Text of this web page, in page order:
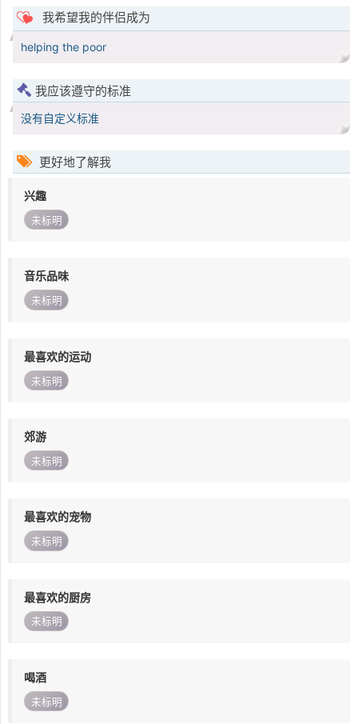
我希望我的伴侣成为
helping the poor
我应该遵守的标准
没有自定义标准
更好地了解我
兴趣
未标明
音乐品味
未标明
最喜欢的运动
未标明
郊游
未标明
最喜欢的宠物
未标明
最喜欢的厨房
未标明
喝酒
未标明